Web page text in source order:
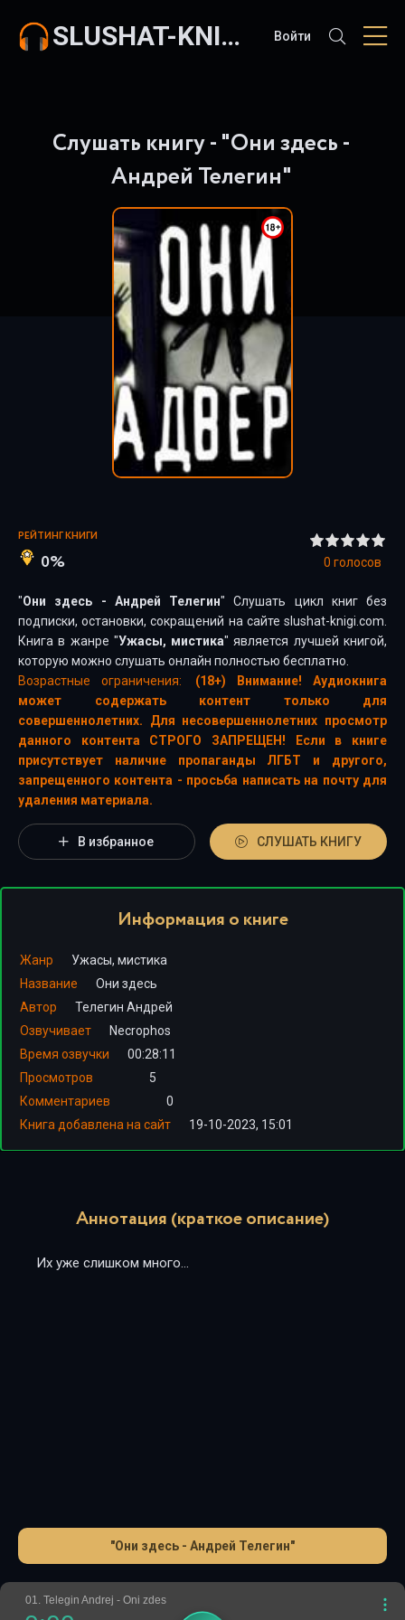
SLUSHAT-KNIGI.COM Войти
Слушать книгу - "Они здесь -
Андрей Телегин"
РЕЙТИНГ КНИГИ
0% 0 голосов
"Они здесь - Андрей Телегин" Слушать цикл книг без
подписки, остановки, сокращений на сайте slushat-knigi.com.
Книга в жанре "Ужасы, мистика" является лучшей книгой,
которую можно слушать онлайн полностью бесплатно.
Возрастные ограничения:
(18+) Внимание! Аудиокнига
может содержать контент только для
совершеннолетних. Для несовершеннолетних просмотр
данного контента СТРОГО ЗАПРЕЩЕН! Если в книге
присутствует наличие пропаганды ЛГБТ и другого,
запрещенного контента - просьба написать на почту для
удаления материала.
В избранное СЛУШАТЬ КНИГУ
Информация о книге
Жанр
Ужасы, мистика
Название
Они здесь
Автор
Телегин Андрей
Озвучивает
Necrophos
Время озвучки
00:28:11
Просмотров
5
Комментариев
0
Книга добавлена на сайт
19-10-2023, 15:01
Аннотация (краткое описание)
Их уже слишком много…
"Они здесь - Андрей Телегин"
01. Telegin Andrej - Oni zdes